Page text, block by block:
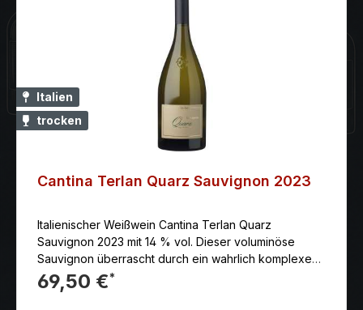
Italien
trocken
Cantina Terlan Quarz Sauvignon 2023
Italienischer Weißwein Cantina Terlan Quarz
Sauvignon 2023 mit 14 % vol. Dieser voluminöse
Sauvignon überrascht durch ein wahrlich komplexes
Bouquet, geprägt von Aprikosen- und
Holunderaromen sowie leichten Nuancen von
69,50 €*